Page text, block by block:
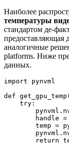
Наиболее
температуры
стандартом де-
предоставляющая
аналогичные
platforms. Ниже
данных.
import pynvml
def
    try:
handle
temp =
return